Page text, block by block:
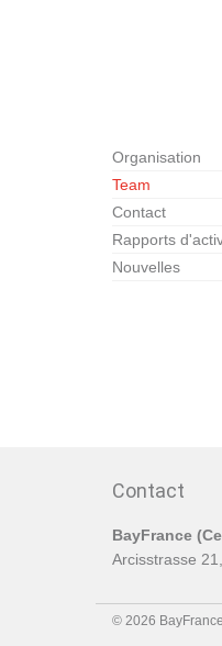
Organisation
Team
Contact
Rapports
Nouvelles
Contact
BayFrance
Arcisstrasse
© 2026 BayFrance